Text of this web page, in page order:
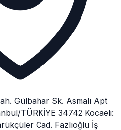
Gülbahar Sk. Asmalı Apt
TÜRKİYE 34742 Kocaeli:
Cad. Fazlıoğlu İş